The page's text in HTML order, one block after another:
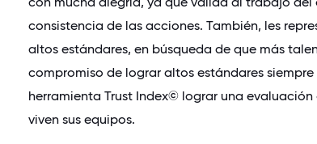
consistencia de las acciones. También, les
altos estándares, en búsqueda de que más
compromiso de lograr altos estándares
herramienta Trust Index© lograr una
viven sus equipos.